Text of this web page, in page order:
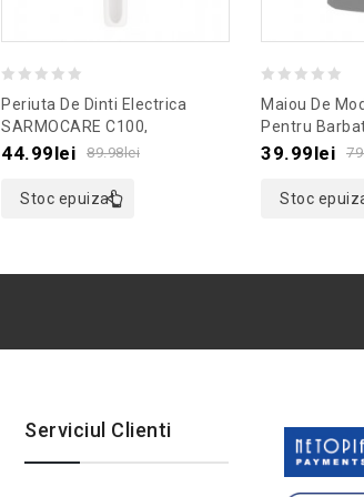
out
of
Periuta De Dinti Electrica
SARMOCARE C100,
Culoaremodel Alb
89.98lei
44.99lei
Stoc epuizat
out
of
Maiou De
Pentru
39.99lei
Stoc
Serviciul Clienti